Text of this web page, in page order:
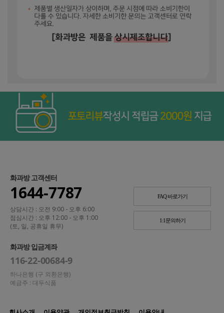
화과방 고객센터
1644-7787
상담시간 : 오전 9:00 - 오후 6:00
점심시간 : 오후 12:00 - 오후 1:00
(토, 일, 공휴일 휴무)
FAQ 바로가기
1:1문의하기
화과방 입금계좌
116-22-00684-9
하나은행 (구 외환은행)
예금주 : 대두식품